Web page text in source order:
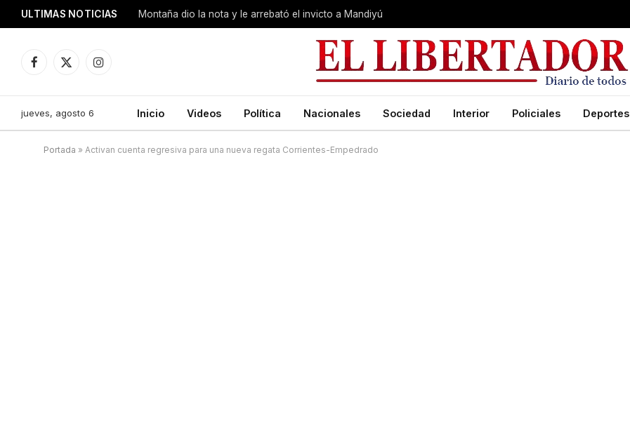
ULTIMAS NOTICIAS Montaña dio la nota y le arrebató el invicto a Mandiyú
Facebook
X
Instagram
jueves, agosto 6 Inicio Videos Política Nacionales Sociedad Interior Policiales Deportes
Portada » Activan cuenta regresiva para una nueva regata Corrientes-Empedrado